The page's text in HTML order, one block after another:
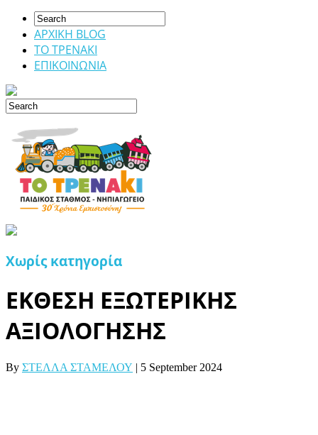
ΑΡΧΙΚΗ BLOG
ΤΟ ΤΡΕΝΑΚΙ
ΕΠΙΚΟΙΝΩΝΙΑ
Χωρίς κατηγορία
ΕΚΘΕΣΗ ΕΞΩΤΕΡΙΚΗΣ
ΑΞΙΟΛΟΓΗΣΗΣ
By ΣΤΕΛΛΑ ΣΤΑΜΕΛΟΥ | 5 September 2024